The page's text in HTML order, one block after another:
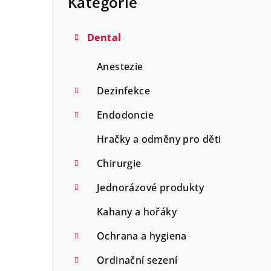
Dental
Anestezie
Dezinfekce
Endodoncie
Hračky a odměny pro děti
Chirurgie
Jednorázové produkty
Kahany a hořáky
Ochrana a hygiena
Ordinační sezení